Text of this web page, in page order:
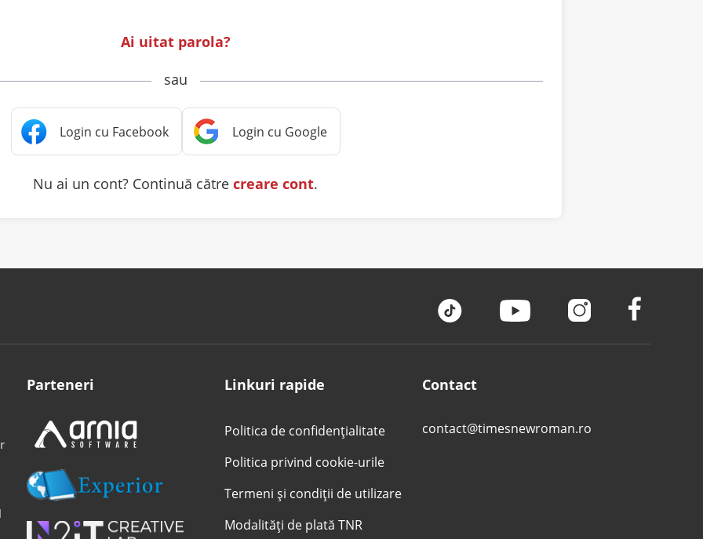
Ai uitat parola?
sau
Nu ai un cont? Continuă cătrecreare cont.
Parteneri Linkuri rapide
Politica de confidențialitate
Politica privind cookie-urile
Termeni și condiții de utilizare
Modalități de plată TNR
Contact
contact@timesnewroman.ro